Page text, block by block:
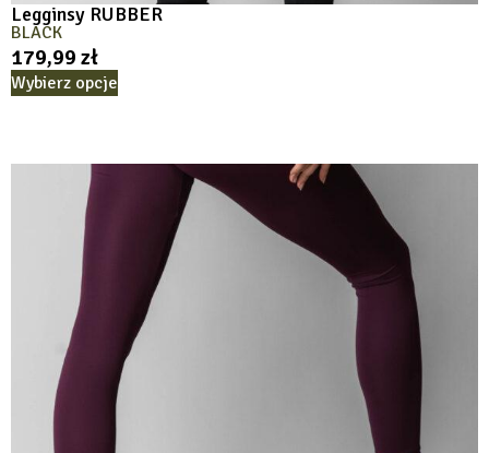
Legginsy RUBBER
BLACK
179,99 zł
Wybierz opcje